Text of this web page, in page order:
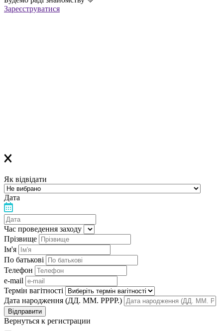
Зареєструватися
Як відвідати
Дата
Час проведення заходу
Прізвище
Ім'я
По батькові
Телефон
e-mail
Термін вагітності
Дата народження (ДД. ММ. РРРР.)
Вернуться к регистрации